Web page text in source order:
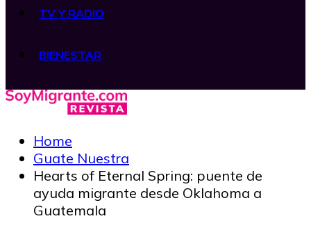
TV Y RADIO
BIENESTAR
Home
Guate Nuestra
Hearts of Eternal Spring: puente de
ayuda migrante desde Oklahoma a
Guatemala